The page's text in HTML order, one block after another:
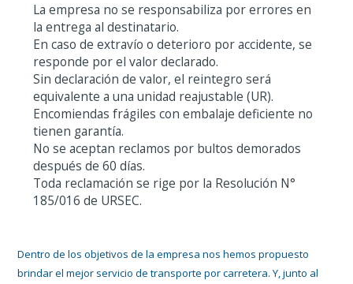
La empresa no se responsabiliza por errores en
la entrega al destinatario.
En caso de extravío o deterioro por accidente, se
responde por el valor declarado.
Sin declaración de valor, el reintegro será
equivalente a una unidad reajustable (UR).
Encomiendas frágiles con embalaje deficiente no
tienen garantía.
No se aceptan reclamos por bultos demorados
después de 60 días.
Toda reclamación se rige por la Resolución N°
185/016 de URSEC.
Dentro de los objetivos de la empresa nos hemos propuesto
brindar el mejor servicio de transporte por carretera. Y, junto al